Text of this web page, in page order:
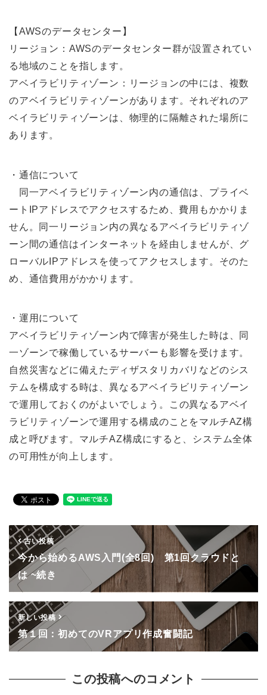
【AWSのデータセンター】
リージョン：AWSのデータセンター群が設置されてい
る地域のことを指します。
アベイラビリティゾーン：リージョンの中には、複数
のアベイラビリティゾーンがあります。それぞれのア
ベイラビリティゾーンは、物理的に隔離された場所に
あります。
・通信について
同⼀アベイラビリティゾーン内の通信は、プライベ
ートIPアドレスでアクセスするため、費⽤もかかりま
せん。同⼀リージョン内の異なるアベイラビリティゾ
ーン間の通信はインターネットを経由しませんが、グ
ローバルIPアドレスを使ってアクセスします。そのた
め、通信費⽤がかかります。
・運用について
アベイラビリティゾーン内で障害が発⽣した時は、同
⼀ゾーンで稼働しているサーバーも影響を受けます。
⾃然災害などに備えたディザスタリカバリなどのシス
テムを構成する時は、異なるアベイラビリティゾーン
で運⽤しておくのがよいでしょう。この異なるアベイ
ラビリティゾーンで運⽤する構成のことをマルチAZ構
成と呼びます。マルチAZ構成にすると、システム全体
の可⽤性が向上します。
古い投稿
今から始めるAWS入門(全8回) 第1回クラウドと
は ~続き
新しい投稿
第１回：初めてのVRアプリ作成奮闘記
この投稿へのコメント